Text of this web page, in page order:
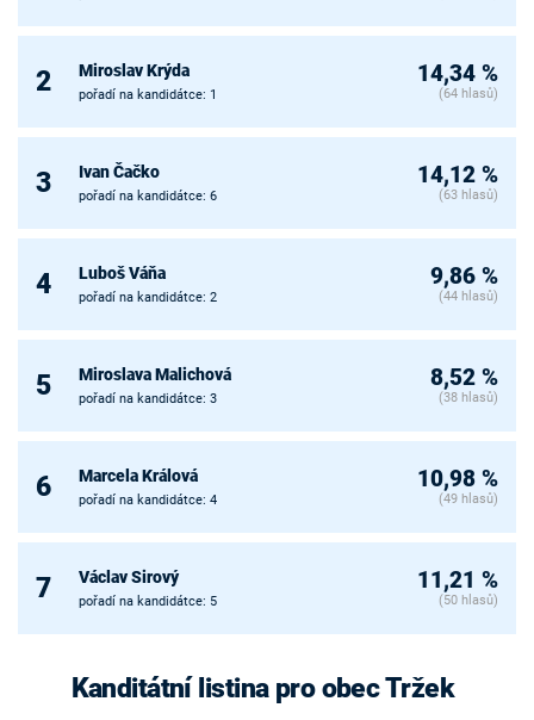
2 Miroslav Krýda
pořadí na kandidátce: 1
14,34 %
(64 hlasů)
3 Ivan Čačko
pořadí na kandidátce: 6
14,12 %
(63 hlasů)
4 Luboš Váňa
pořadí na kandidátce: 2
9,86 %
(44 hlasů)
5 Miroslava Malichová
pořadí na kandidátce: 3
8,52 %
(38 hlasů)
6 Marcela Králová
pořadí na kandidátce: 4
10,98 %
(49 hlasů)
7 Václav Sirový
pořadí na kandidátce: 5
11,21 %
(50 hlasů)
Kanditátní listina pro obec Tržek